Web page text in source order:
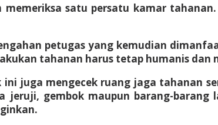
satu persatu kamar
petugas yang kemudian
tahanan harus tetap humanis dan
juga mengecek ruang jaga tahanan
gembok maupun barang-barang